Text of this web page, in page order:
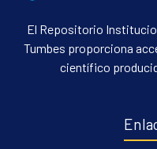
Communities & Collections
El Repositorio
Tumbes proporciona
científico